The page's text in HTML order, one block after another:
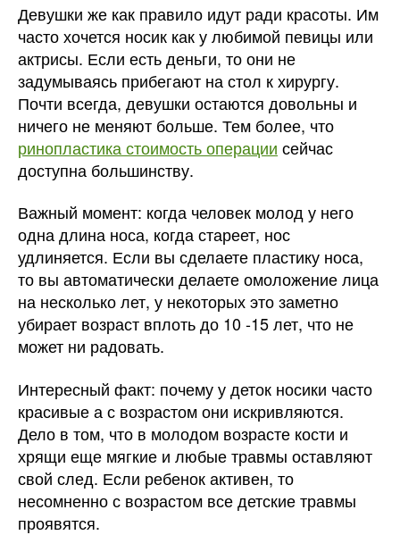
Девушки же как правило идут ради красоты. Им
часто хочется носик как у любимой певицы или
актрисы. Если есть деньги, то они не
задумываясь прибегают на стол к хирургу.
Почти всегда, девушки остаются довольны и
ничего не меняют больше. Тем более, что
ринопластика стоимость операции сейчас
доступна большинству.
Важный момент: когда человек молод у него
одна длина носа, когда стареет, нос
удлиняется. Если вы сделаете пластику носа,
то вы автоматически делаете омоложение лица
на несколько лет, у некоторых это заметно
убирает возраст вплоть до 10 -15 лет, что не
может ни радовать.
Интересный факт: почему у деток носики часто
красивые а с возрастом они искривляются.
Дело в том, что в молодом возрасте кости и
хрящи еще мягкие и любые травмы оставляют
свой след. Если ребенок активен, то
несомненно с возрастом все детские травмы
проявятся.